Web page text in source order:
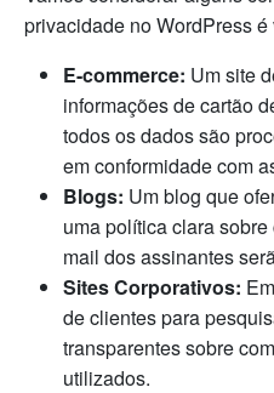
privacidade no WordPress é
E-commerce: Um site
informações de cartão
todos os dados são
em conformidade com
Blogs: Um blog que
uma política clara
mail dos assinantes
Sites Corporativos:
de clientes para
transparentes sobre
utilizados.